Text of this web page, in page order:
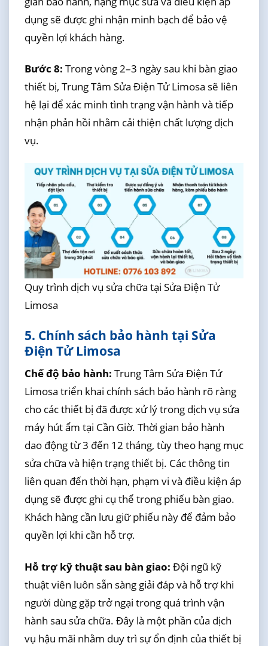
dụng sẽ được ghi nhận minh bạch để bảo vệ
quyền lợi khách hàng.
Bước 8: Trong vòng 2–3 ngày sau khi bàn giao
thiết bị, Trung Tâm Sửa Điện Tử Limosa sẽ liên
hệ lại để xác minh tình trạng vận hành và tiếp
nhận phản hồi nhằm cải thiện chất lượng dịch
vụ.
Quy trình dịch vụ sửa chữa tại Sửa Điện Tử
Limosa
5. Chính sách bảo hành tại Sửa
Điện Tử Limosa
Chế độ bảo hành: Trung Tâm Sửa Điện Tử
Limosa triển khai chính sách bảo hành rõ ràng
cho các thiết bị đã được xử lý trong dịch vụ sửa
máy hút ẩm tại Cần Giờ. Thời gian bảo hành
dao động từ 3 đến 12 tháng, tùy theo hạng mục
sửa chữa và hiện trạng thiết bị. Các thông tin
liên quan đến thời hạn, phạm vi và điều kiện áp
dụng sẽ được ghi cụ thể trong phiếu bàn giao.
Khách hàng cần lưu giữ phiếu này để đảm bảo
quyền lợi khi cần hỗ trợ.
Hỗ trợ kỹ thuật sau bàn giao: Đội ngũ kỹ
thuật viên luôn sẵn sàng giải đáp và hỗ trợ khi
người dùng gặp trở ngại trong quá trình vận
hành sau sửa chữa. Đây là một phần của dịch
vụ hậu mãi nhằm duy trì sự ổn định của thiết bị